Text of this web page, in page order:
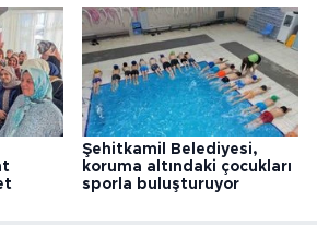
Şehitkamil Belediyesi,
koruma altındaki çocukları
sporla buluşturuyor